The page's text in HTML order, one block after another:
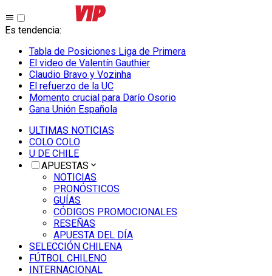
Es tendencia:
Tabla de Posiciones Liga de Primera
El video de Valentín Gauthier
Claudio Bravo y Vozinha
El refuerzo de la UC
Momento crucial para Darío Osorio
Gana Unión Española
ULTIMAS NOTICIAS
COLO COLO
U DE CHILE
APUESTAS
NOTICIAS
PRONÓSTICOS
GUÍAS
CÓDIGOS PROMOCIONALES
RESEÑAS
APUESTA DEL DÍA
SELECCIÓN CHILENA
FÚTBOL CHILENO
INTERNACIONAL